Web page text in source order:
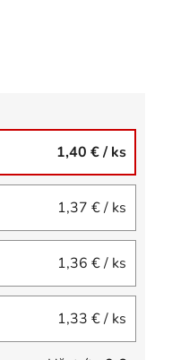
1,40 €/ ks
1,37 €/ ks
1,36 €/ ks
1,33 €/ ks